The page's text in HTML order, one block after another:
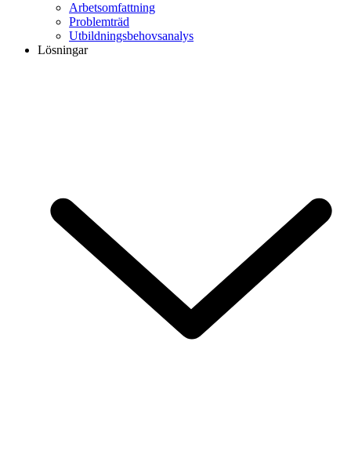
Arbetsomfattning
Problemträd
Utbildningsbehovsanalys
Lösningar